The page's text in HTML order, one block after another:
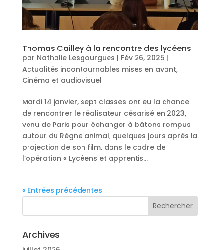
Thomas Cailley à la rencontre des lycéens
par Nathalie Lesgourgues | Fév 26, 2025 |
Actualités incontournables mises en avant,
Cinéma et audiovisuel
Mardi 14 janvier, sept classes ont eu la chance
de rencontrer le réalisateur césarisé en 2023,
venu de Paris pour échanger à bâtons rompus
autour du Règne animal, quelques jours après la
projection de son film, dans le cadre de
l’opération « Lycéens et apprentis...
« Entrées précédentes
Archives